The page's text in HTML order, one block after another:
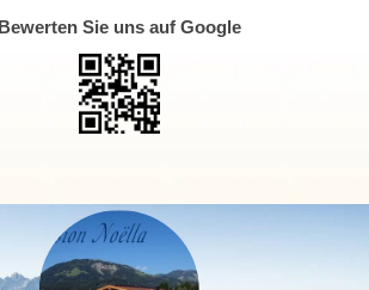
Bewerten Sie uns auf Google